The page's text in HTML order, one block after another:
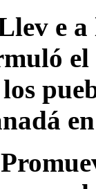
e
el